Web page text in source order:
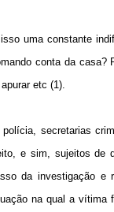
uma constante
conta da casa?
etc (1).
secretarias
e sim, sujeitos de
da investigação e
na qual a vítima